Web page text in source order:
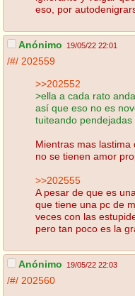
eso, por
Anónimo 19/05/22 22:01
/#/ 202559
>>202552
>ella a cada rato
así que eso no es
tuiteando pendejadas
Mientras mas
no se tienen amor
>>202555
A pesar de que es
que tiene una pc de
veces con las
pero tan poco es la
Anónimo 19/05/22 22:03
/#/ 202560